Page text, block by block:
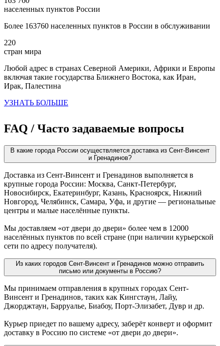
населенных пунктов России
Более 163760 населенных пунктов в России в обслуживании
220
стран мира
Любой адрес в странах Северной Америки, Африки и Европы
включая такие государства Ближнего Востока, как Иран,
Ирак, Палестина
УЗНАТЬ БОЛЬШЕ
FAQ / Часто задаваемые вопросы
В какие города России осуществляется доставка из Сент-Винсент
и Гренадинов?
Доставка из Сент-Винсент и Гренадинов выполняется в
крупные города России: Москва, Санкт-Петербург,
Новосибирск, Екатеринбург, Казань, Красноярск, Нижний
Новгород, Челябинск, Самара, Уфа, и другие — региональные
центры и малые населённые пункты.
Мы доставляем «от двери до двери» более чем в 12000
населённых пунктов по всей стране (при наличии курьерской
сети по адресу получателя).
Из каких городов Сент-Винсент и Гренадинов можно отправить
письмо или документы в Россию?
Мы принимаем отправления в крупных городах Сент-
Винсент и Гренадинов, таких как Кингстаун, Лайу,
Джорджтаун, Барруалье, Биабоу, Порт-Элизабет, Дувр и др.
Курьер приедет по вашему адресу, заберёт конверт и оформит
доставку в Россию по системе «от двери до двери».